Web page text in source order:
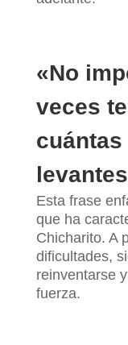
«No
veces
levantes
Esta frase
que ha
Chicharito. A
dificultades,
reinventarse
fuerza.